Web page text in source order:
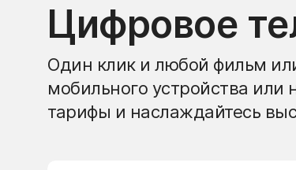
Цифровое
Один клик и любой фильм
мобильного устройства
тарифы и наслаждайтесь